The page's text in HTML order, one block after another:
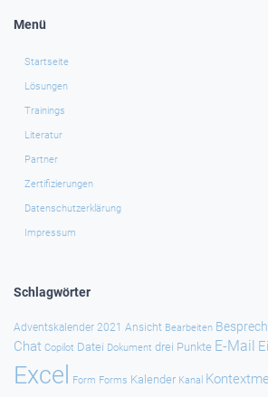
Menü
Startseite
Lösungen
Trainings
Literatur
Partner
Zertifizierungen
Datenschutzerklärung
Impressum
Schlagwörter
Adventskalender 2021 Ansicht Bearbeiten
Chat Copilot Datei Dokument drei Punkte E-Mail
Excel Form Forms Kalender Kanal